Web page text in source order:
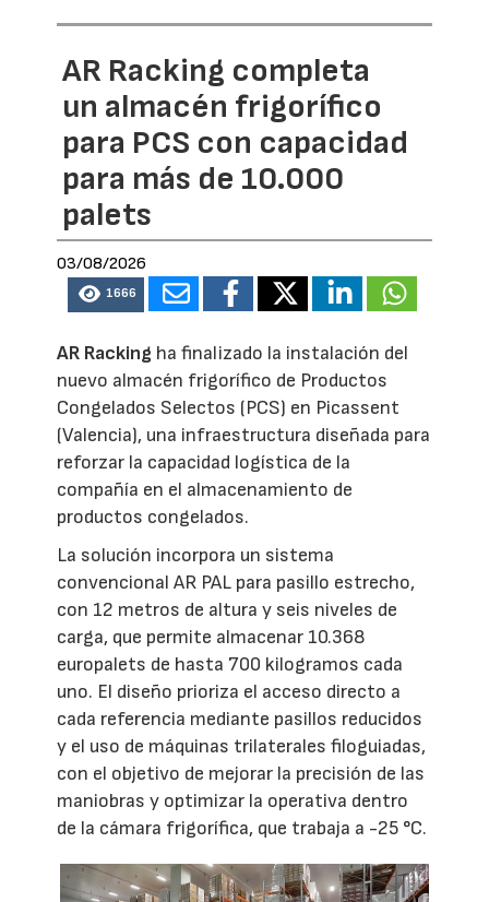
AR Racking completa
un almacén frigorífico
para PCS con capacidad
para más de 10.000
palets
03/08/2026
1666
AR Racking ha finalizado la instalación del
nuevo almacén frigorífico de Productos
Congelados Selectos (PCS) en Picassent
(Valencia), una infraestructura diseñada para
reforzar la capacidad logística de la
compañía en el almacenamiento de
productos congelados.
La solución incorpora un sistema
convencional AR PAL para pasillo estrecho,
con 12 metros de altura y seis niveles de
carga, que permite almacenar 10.368
europalets de hasta 700 kilogramos cada
uno. El diseño prioriza el acceso directo a
cada referencia mediante pasillos reducidos
y el uso de máquinas trilaterales filoguiadas,
con el objetivo de mejorar la precisión de las
maniobras y optimizar la operativa dentro
de la cámara frigorífica, que trabaja a -25 °C.